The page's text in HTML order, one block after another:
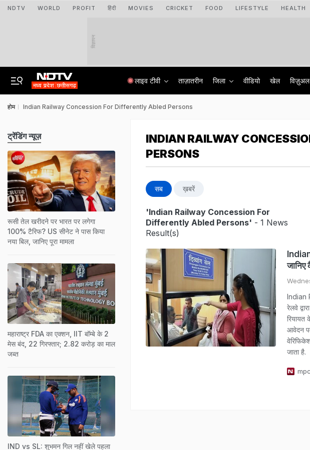
NDTV WORLD PROFIT हिंदी MOVIES CRICKET FOOD LIFESTYLE HEALTH
विज्ञापन
लाइव टीवी ताज़ातरीन जिला वीडियो खेल विज़ुअल
होम Indian Railway Concession For Differently Abled Persons
INDIAN RAILWAY
PERSONS
सब ख़बरें
'Indian Railway Concession For
Differently Abled Persons' - 1 News
Result(s)
Indian
रेलवे
रियायत
आवेदन
जाता है.
ट्रेंडिंग न्यूज़
रूसी तेल खरीदने पर भारत पर लगेगा
100% टैरिफ? US सीनेट ने पास किया
नया बिल, जानिए पूरा मामला
महाराष्ट्र FDA का एक्शन, IIT बॉम्बे के 2
मेस बंद, 22 गिरफ्तार; 2.82 करोड़ का माल
जब्त
IND vs SL: शुभमन गिल नहीं खेले पहला